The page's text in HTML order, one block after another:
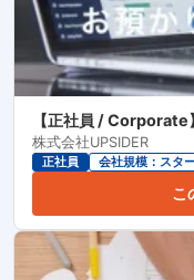
【正社員 / Corporate
株式会社UPSIDER
正社員 会社規模：スタ
こ